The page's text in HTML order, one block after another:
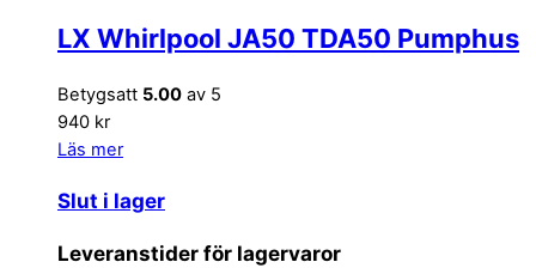
LX Whirlpool JA50 TDA50 Pumphus
Betygsatt 5.00 av 5
940 kr
Läs mer
Slut i lager
Leveranstider för lagervaror